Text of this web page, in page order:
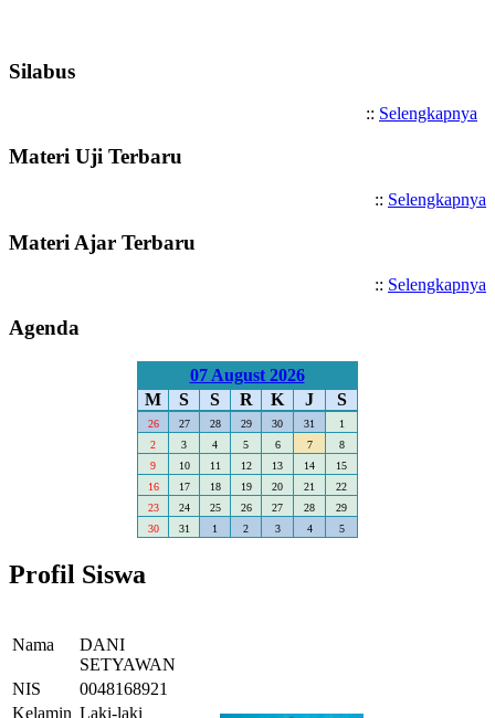
Silabus
:: Selengkapnya
Materi Uji Terbaru
:: Selengkapnya
Materi Ajar Terbaru
:: Selengkapnya
Agenda
07 August 2026
M
S S R K J S
26 27 28 29 30 31
1
2
3 4 5 6 7
8
9
10 11 12 13 14
15
16
17 18 19 20 21
22
23
24 25 26 27 28
29
30
31 1 2 3 4 5
Profil Siswa
Nama
DANI
SETYAWAN
NIS
0048168921
Kelamin Laki-laki